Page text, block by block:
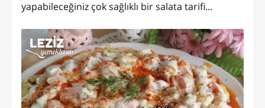
yapabileceğiniz çok sağlıklı bir salata tarifi...